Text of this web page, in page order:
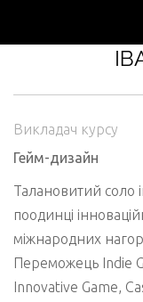
Викладач курсу
Гейм-дизайн
Талановитий соло
поодинці
міжнародних
Переможець Indie
Innovative Game,